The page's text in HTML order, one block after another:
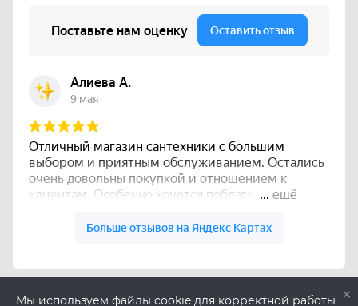
×
Мы используем файлы cookie для корректной работы